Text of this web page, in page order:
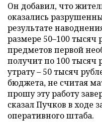
Он добавил, что
оказались
результате
размере 50–100 тысяч
предметов первой
получит по 100 тысяч
утрату– 50 тысяч
бюджета, не считая
прошу эту работу
сказал Пучков в ходе
оперативного штаба.